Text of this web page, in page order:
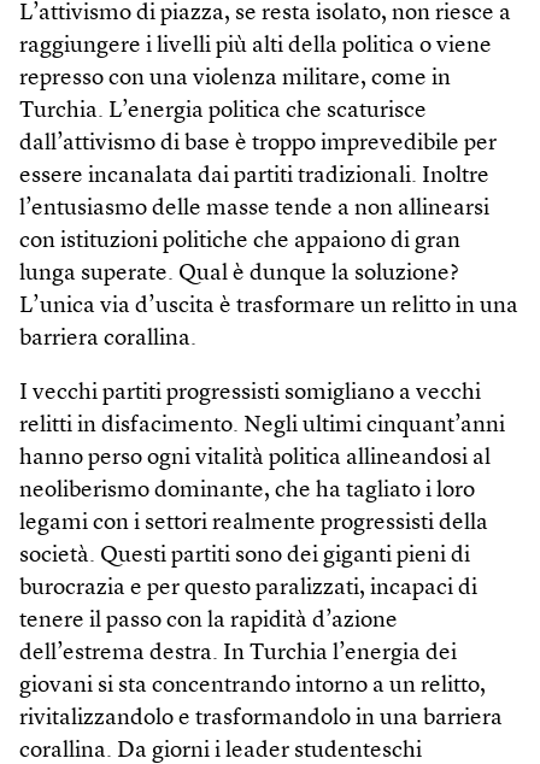
L’attivismo di piazza, se resta isolato, non riesce a
raggiungere i livelli più alti della politica o viene
represso con una violenza militare, come in
Turchia. L’energia politica che scaturisce
dall’attivismo di base è troppo imprevedibile per
essere incanalata dai partiti tradizionali. Inoltre
l’entusiasmo delle masse tende a non allinearsi
con istituzioni politiche che appaiono di gran
lunga superate. Qual è dunque la soluzione?
L’unica via d’uscita è trasformare un relitto in una
barriera corallina.
I vecchi partiti progressisti somigliano a vecchi
relitti in disfacimento. Negli ultimi cinquant’anni
hanno perso ogni vitalità politica allineandosi al
neo­liberismo dominante, che ha tagliato i loro
legami con i settori realmente progressisti della
società. Questi partiti sono dei giganti pieni di
burocrazia e per questo paralizzati, incapaci di
tenere il passo con la rapidità d’azione
dell’estrema destra. In Turchia l’energia dei
giovani si sta concentrando intorno a un relitto,
rivitalizzandolo e trasformandolo in una barriera
corallina. Da giorni i leader studenteschi